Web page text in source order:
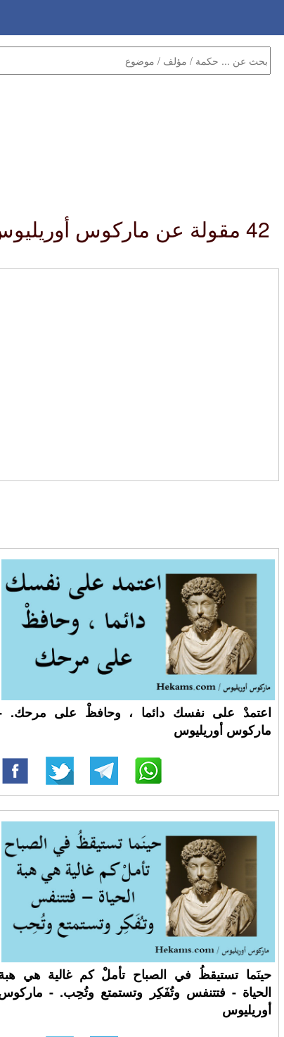
42 مقولة عن ماركوس أوريليوس :
اعتمدْ على نفسك دائما ، وحافظْ على مرحك.
ماركوس أوريليوس
حينَما تستيقظُ في الصباح تأملْ كم غالية هي
الحياة - فتتنفس وتُفَكِر وتستمتع وتُحِب. -
أوريليوس